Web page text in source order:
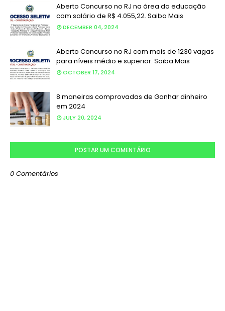
Aberto Concurso no RJ na área da educação
com salário de R$ 4.055,22. Saiba Mais
DECEMBER 04, 2024
Aberto Concurso no RJ com mais de 1230 vagas
para níveis médio e superior. Saiba Mais
OCTOBER 17, 2024
8 maneiras comprovadas de Ganhar dinheiro
em 2024
JULY 20, 2024
POSTAR UM COMENTÁRIO
0 Comentários